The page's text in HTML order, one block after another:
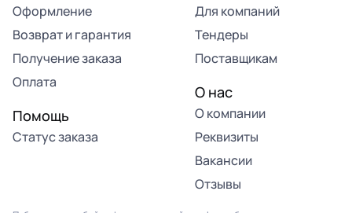
Оформление
Возврат и гарантия
Получение заказа
Оплата
Помощь
Статус заказа
Для компаний
Тендеры
Поставщикам
О нас
О компании
Реквизиты
Вакансии
Отзывы